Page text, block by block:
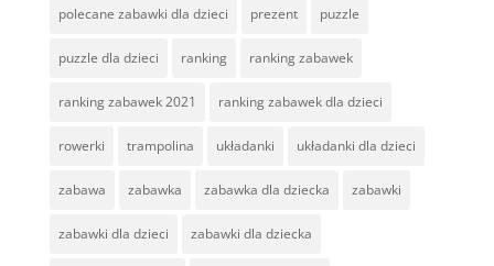
polecane zabawki dla dzieci prezent puzzle
puzzle dla dzieci ranking ranking zabawek
ranking zabawek 2021 ranking zabawek dla dzieci
rowerki trampolina układanki układanki dla dzieci
zabawa zabawka zabawka dla dziecka zabawki
zabawki dla dzieci zabawki dla dziecka